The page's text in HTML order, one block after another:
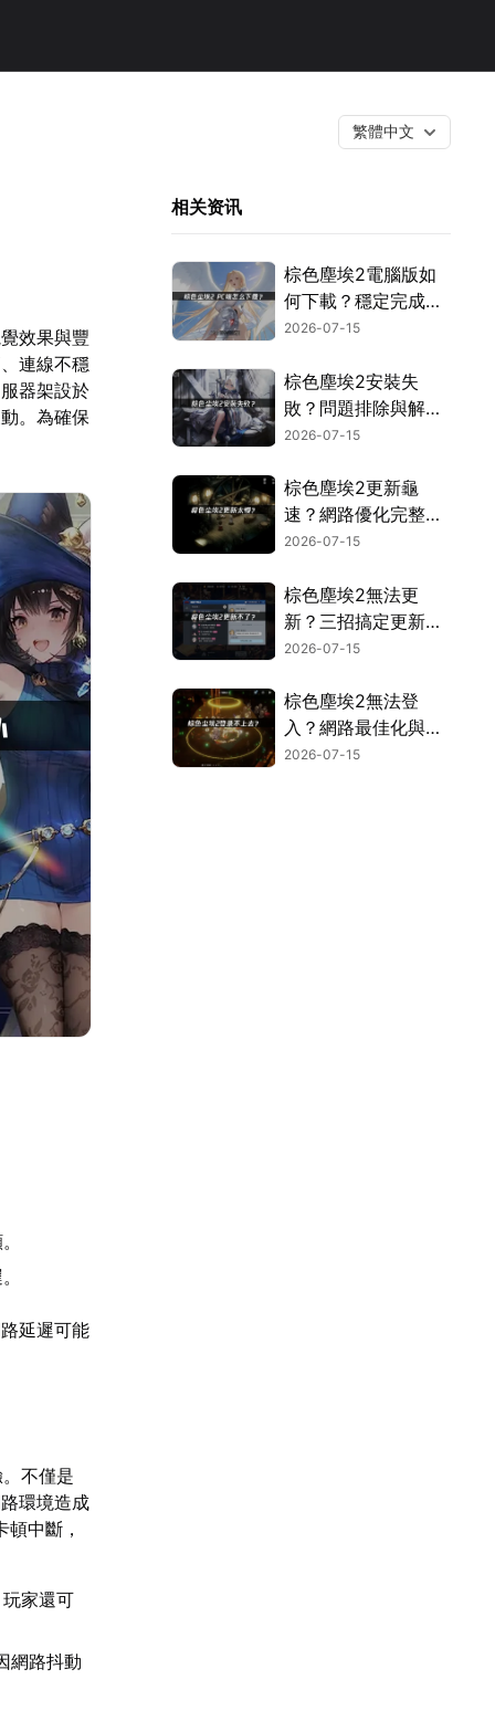
繁體中文
效果與豐
連線不穩
器架設於
。為確保
延遲可能
不僅是
環境造成
中斷，
家還可
網路抖動
相关资讯
棕色塵埃2電腦版如
何下載？穩定完成安
裝的解決指南！
2026-07-15
棕色塵埃2安裝失
敗？問題排除與解決
技巧！
2026-07-15
棕色塵埃2更新龜
速？網路優化完整攻
略大公開！
2026-07-15
棕色塵埃2無法更
新？三招搞定更新卡
頓與失敗困擾！
2026-07-15
棕色塵埃2無法登
入？網路最佳化與快
取清理完全攻略！
2026-07-15